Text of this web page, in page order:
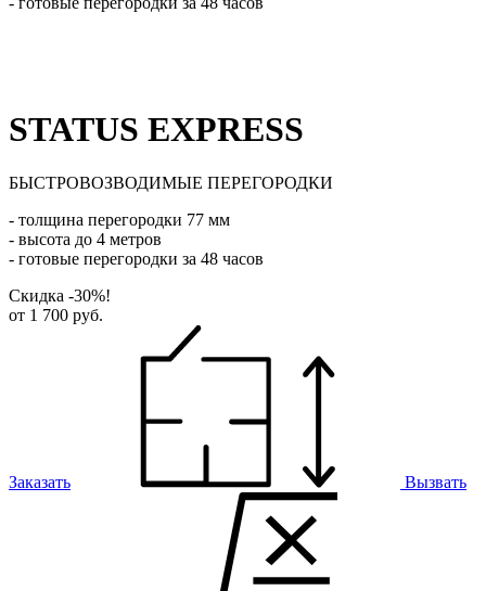
STATUS EXPRESS
БЫСТРОВОЗВОДИМЫЕ ПЕРЕГОРОДКИ
- толщина перегородки 77 мм
- высота до 4 метров
- готовые перегородки за 48 часов
Скидка -30%!
от 1 700 руб.
Заказать Вызвать